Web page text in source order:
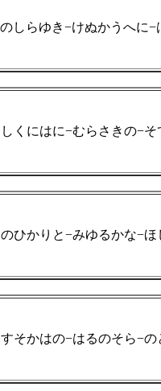
しらゆき−けぬかうへに−
くにはに−むらさきの−
ひかりと−みゆるかな−
そかはの−はるのそら−